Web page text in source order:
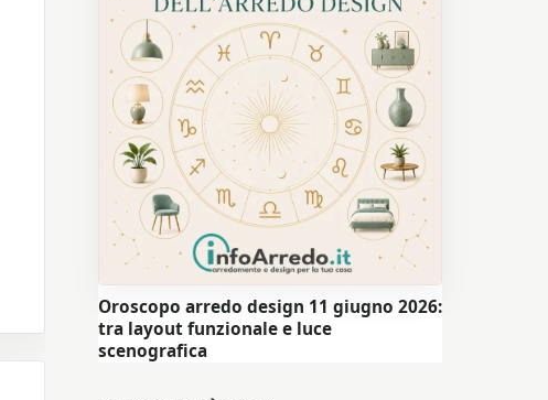
Oroscopo arredo design 11 giugno 2026:
tra layout funzionale e luce
scenografica